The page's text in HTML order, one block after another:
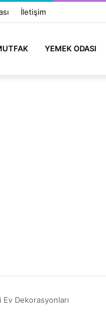
İletişim
YEMEK ODASI
Ev Dekorasyonları